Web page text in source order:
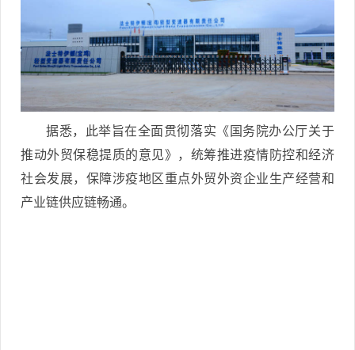
据悉，此举旨在全面贯彻落实《国务院办公厅关于
推动外贸保稳提质的意见》，统筹推进疫情防控和经济
社会发展，保障涉疫地区重点外贸外资企业生产经营和
产业链供应链畅通。